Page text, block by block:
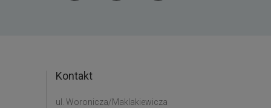
Kontakt
ul. Woronicza/Maklakiewicza